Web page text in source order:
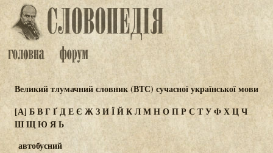
Великий тлумачний словник (ВТС) сучасної української мови
[А] БВГҐДЕЄ ЖЗИЇЙКЛМНОПР СТУФХЦЧ
ШЩЮЯЬ
автобусний